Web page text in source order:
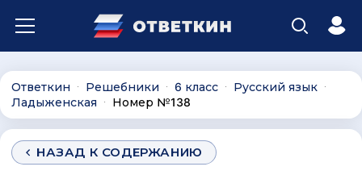
Ответкин ∙ Решебники ∙ 6 класс ∙ Русский язык ∙
Ладыженская ∙ Номер №138
НАЗАД К СОДЕРЖАНИЮ